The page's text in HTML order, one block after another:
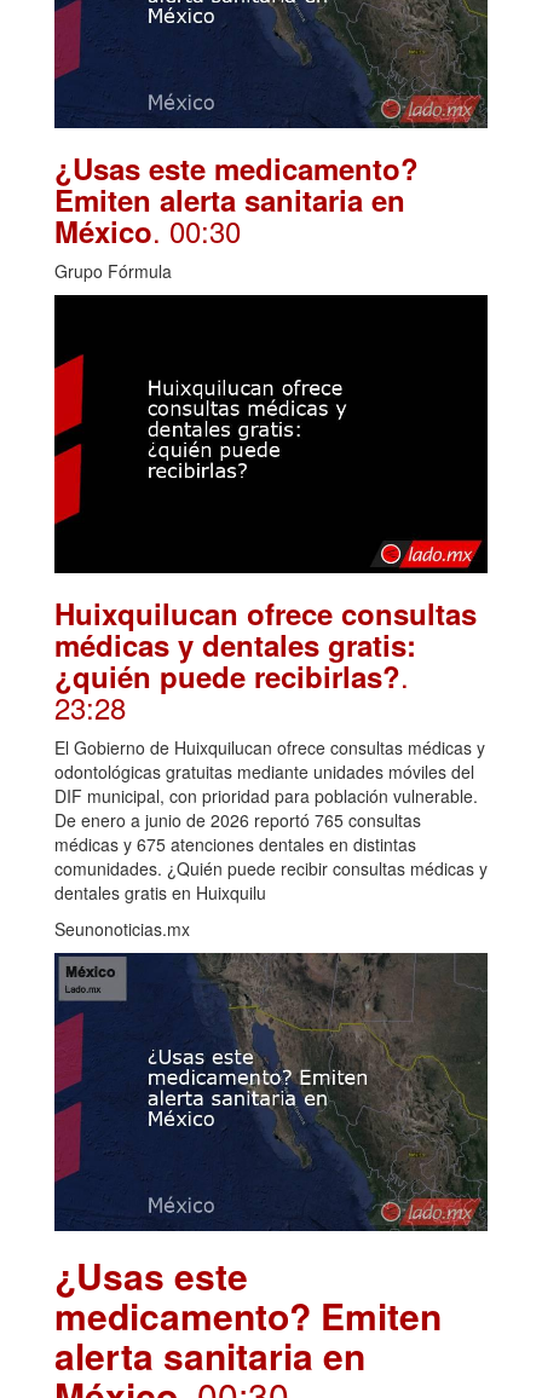
¿Usas este medicamento?
Emiten alerta sanitaria en
México. 00:30
Grupo Fórmula
Huixquilucan ofrece consultas
médicas y dentales gratis:
¿quién puede recibirlas?.
23:28
El Gobierno de Huixquilucan ofrece consultas médicas y
odontológicas gratuitas mediante unidades móviles del
DIF municipal, con prioridad para población vulnerable.
De enero a junio de 2026 reportó 765 consultas
médicas y 675 atenciones dentales en distintas
comunidades. ¿Quién puede recibir consultas médicas y
dentales gratis en Huixquilu
Seunonoticias.mx
¿Usas este
medicamento? Emiten
alerta sanitaria en